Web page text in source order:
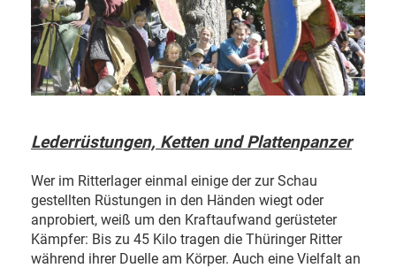
Lederrüstungen, Ketten und Plattenpanzer
Wer im Ritterlager einmal einige der zur Schau
gestellten Rüstungen in den Händen wiegt oder
anprobiert, weiß um den Kraftaufwand gerüsteter
Kämpfer: Bis zu 45 Kilo tragen die Thüringer Ritter
während ihrer Duelle am Körper. Auch eine Vielfalt an